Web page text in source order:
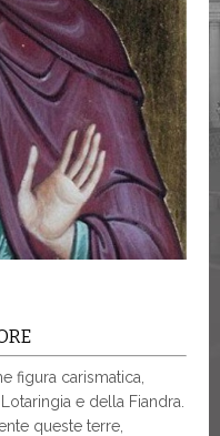
figura carismatica,
e della Fiandra.
queste terre,